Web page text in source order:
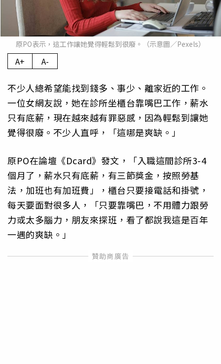
原PO表示，這工作讓她覺得輕鬆到很廢。（示意圖／Pexels）
A+ A-
不少人總希望能找到錢多、事少、離家近的工作。
一位女網友說，她在診所坐櫃台靠嘴巴工作，薪水
只有底薪，現在越來越有罪惡感，因為輕鬆到讓她
覺得很廢。不少人直呼，「這哪是爽缺。」
原PO在論壇《Dcard》發文，「入職這間診所3-4
個月了，薪水只有底薪，有三節獎金，按照勞基
法，加班也有加班費」，櫃台只要接電話和掛號，
每天要面對很多人，「只要靠嘴巴，不用體力跟勞
力或太多腦力，朋友來探班，看了都說我這是百年
一遇的爽缺。」